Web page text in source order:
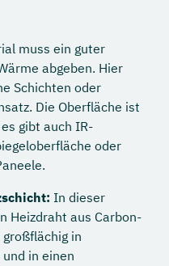
muss ein guter
abgeben. Hier
Schichten oder
Die Oberfläche ist
gibt auch IR-
oder
In dieser
Heizdraht aus Carbon-
in
in einen